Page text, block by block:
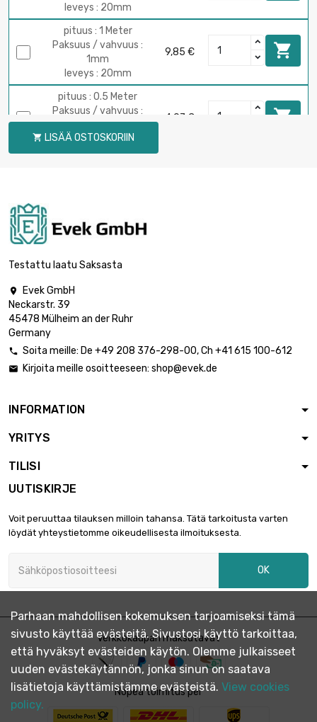
leveys : 20mm
pituus : 1 Meter
Paksuus / vahvuus :
1mm
leveys : 20mm
9,85 € 
pituus : 0.5 Meter
Paksuus / vahvuus :
0.5mm
leveys : 25mm
4,07 € 
pituus : 0.5 Meter
leveys : 25mm
pituus : 1 Meter
Paksuus / vahvuus :
0.8mm
Paksuus / vahvuus :
leveys : 25mm
pituus : 0.5 Meter
1.5mm
leveys : 25mm
8,84 € 
Paksuus / vahvuus :
pituus : 0.5 Meter
Paksuus / vahvuus :
0.5mm
leveys : 30mm
4,87 € 
pituus : 1 Meter
0.5mm
9,74 €
 LISÄÄ OSTOSKORIIN
Testattu laatu Saksasta

Evek GmbH
Neckarstr. 39
45478 Mülheim an der Ruhr
Germany
 Soita meille: De +49 208 376-298-00, Ch +41 615 100-612
 Kirjoita meille osoitteeseen: shop@evek.de
INFORMATION
YRITYS
TILISI
UUTISKIRJE
Voit peruuttaa tilauksen milloin tahansa. Tätä tarkoitusta varten
löydät yhteystietomme oikeudellisesta ilmoituksesta.
OK
Verkkokaupan maksutavat
Nopea toimitus per
Parhaan mahdollisen kokemuksen tarjoamiseksi tämä
sivusto käyttää evästeitä. Sivustosi käyttö tarkoittaa,
että hyväksyt evästeiden käytön. Olemme julkaisseet
uuden evästekäytännön, jonka sinun on saatava
lisätietoja käyttämistämme evästeistä. View cookies
policy.